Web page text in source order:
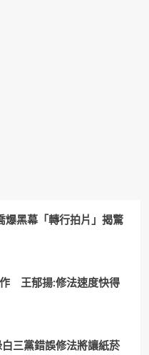
黑幕「轉行拍片」揭驚
王郁揚:修法速度快得
三黨錯誤修法將讓紙菸